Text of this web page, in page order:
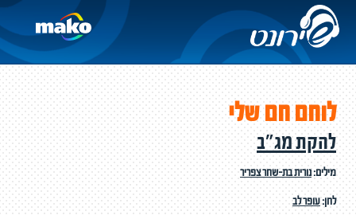
לוחם חם שלי
להקת מג"ב
מילים:נורית בת-שחר צפריר
לחן:עופר לב